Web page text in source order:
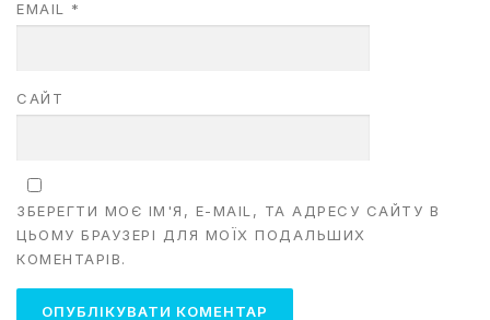
EMAIL *
САЙТ
ЗБЕРЕГТИ МОЄ ІМ'Я, E-MAIL, ТА АДРЕСУ САЙТУ В
ЦЬОМУ БРАУЗЕРІ ДЛЯ МОЇХ ПОДАЛЬШИХ
КОМЕНТАРІВ.